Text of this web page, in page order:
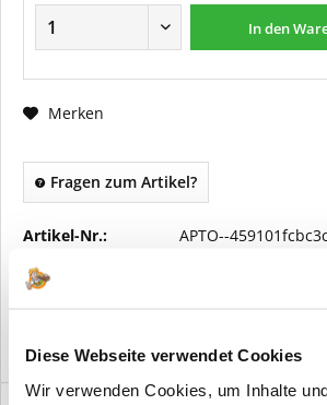
Diese Webseite verwendet Cookies
Wir verwenden Cookies, um Inhalte
In den
Merken
Fragen zum Artikel?
Artikel-Nr.: APTO--
Vorteile